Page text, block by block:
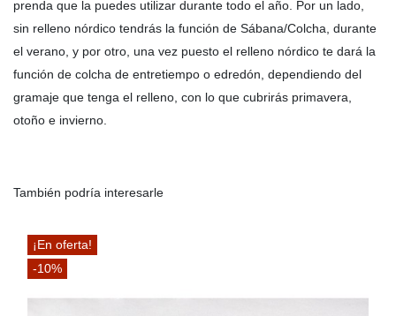
prenda que la puedes utilizar durante todo el año. Por un lado,
sin relleno nórdico tendrás la función de Sábana/Colcha, durante
el verano, y por otro, una vez puesto el relleno nórdico te dará la
función de colcha de entretiempo o edredón, dependiendo del
gramaje que tenga el relleno, con lo que cubrirás primavera,
otoño e invierno.
También podría interesarle
¡En oferta!
-10%